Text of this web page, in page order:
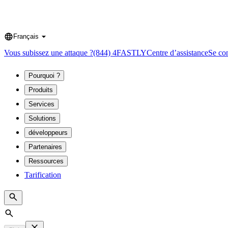
Language
Français
Vous subissez une attaque ?(844) 4FASTLYCentre d’assistanceSe
Pourquoi ?
Produits
Services
Solutions
développeurs
Partenaires
Ressources
Tarification
Search